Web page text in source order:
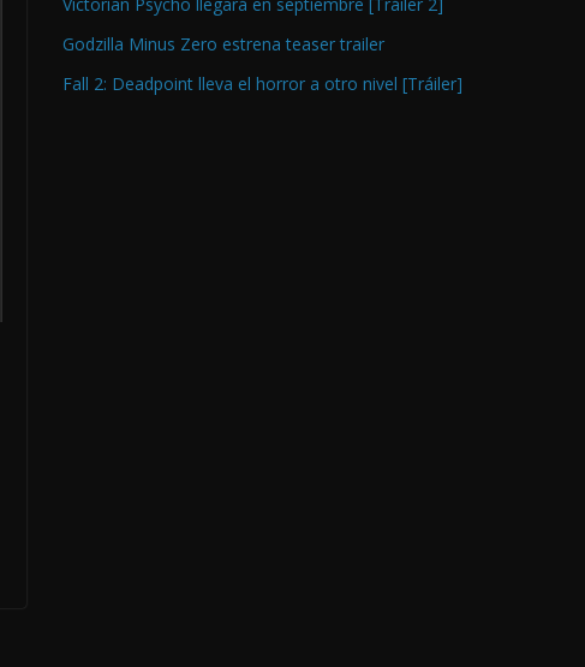
Godzilla Minus Zero estrena teaser trailer
Fall 2: Deadpoint lleva el horror a otro nivel [Tráiler]